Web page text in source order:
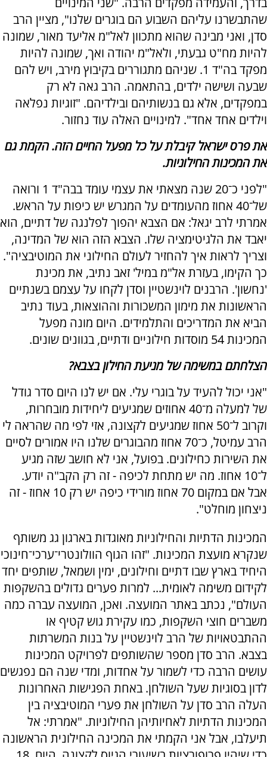
שהתבשרנו עליהם השבוע הם בוגרים שלנו", מציין הרב
סדן, ואני מבינה שהוא מתכוון לאל"מ אליעד מאור, שמונה
להיות מח"ט גבעתי, ולאל"מ יהודה ואך, שמונה להיות
מפקד בה"ד 1. שניהם מתגוררים בקיבוץ מירב, ויש להם
שבעה ושישה ילדים, בהתאמה. הרב גאה לא רק
במפקדים, אלא גם בנשותיהם ובילדיהם. "זוגיות נפלאה
וילדים אחד אחד". למינויים האלה עוד נחזור.
את פרס ישראל קיבלת על כל מפעל החיים הזה. הקמת גם
את המכינות החילוניות.
"לפני כ־20 שנה מצאתי את עצמי עומד בבה"ד 1 ורואה
של־40 אחוז מהעומדים על המגרש יש כיפות על הראש.
אמרתי לרב יגאל: אם הצבא יהפוך לפלנגה של דתיים, הוא
יאבד את הלגיטימציה שלו. הצבא הזה הוא של המדינה,
וצריך לראות איך להחזיר לעולם החילוני את המוטיבציה".
כך הקימו, בעזרת אל"מ במיל' זאב נתיב, את מכינת
'נחשון'. הרבנים לוינשטיין וסדן לקחו על עצמם בשנתיים
הראשונות את מימון המשכורות וההוצאות, בעוד נתיב
הביא את המדריכים והתלמידים. היום מונה מפעל
המכינות 54 מוסדות חילוניים ודתיים, בגוונים שונים.
הצלחתם במשימה של מניעת החילון בצבא?
"אני יכול להעיד על בוגרי עלי. אם יש לנו היום סדר גודל
של למעלה מ־40 אחוזים שמגיעים ליחידות מובחרות,
וקרוב ל־50 אחוז שמגיעים לקצונה, אזי לפי מה שהראה לי
הרב עמיטל, כ־70 אחוז מהבוגרים שלנו היו אמורים לסיים
את השירות כחילונים. בפועל, אני לא חושב שזה מגיע
ל־10 אחוז. מה יש מתחת לכיפה - זה רק הקב"ה יודע.
אבל אם במקום 70 אחוז מורידי כיפה יש רק 10 אחוז - זה
ניצחון מוחלט".
המכינות הדתיות והחילוניות מאוגדות בארגון גג משותף
שנקרא מועצת המכינות. "זהו הגוף הוולונטרי־ערכי־חינוכי
היחיד בארץ שבו דתיים וחילונים, ימין ושמאל, שותפים יחד
לקידום משימה לאומית... למרות פערים גדולים בהשקפות
העולם", נכתב באתר המועצה. ואכן, המועצה עברה כמה
משברים חוצי השקפות, כמו עקירת גוש קטיף או
ההתבטאויות של הרב לוינשטיין על בנות המשרתות
בצבא. הרב סדן מספר שהשותפים לפרויקט המכינות
עושים הרבה כדי לשמור על אחדות, ומדי שנה הם נפגשים
לדון בסוגיות שעל השולחן. באחת הפגישות האחרונות
העלה הרב סדן על השולחן את פערי המוטיבציה בין
המכינות הדתיות לאחיותיהן החילוניות. "אמרתי: אל
תיעלבו, אבל אני הקמתי את המכינה החילונית הראשונה